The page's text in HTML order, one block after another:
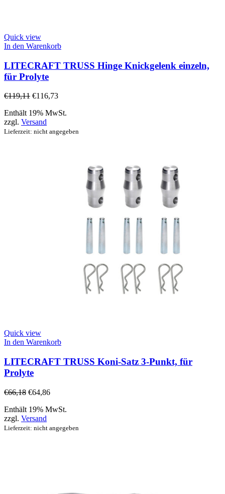
Quick view
In den Warenkorb
LITECRAFT TRUSS Hinge Knickgelenk einzeln,
für Prolyte
€119,11 €116,73
Enthält 19% MwSt.
zzgl. Versand
Lieferzeit: nicht angegeben
Quick view
In den Warenkorb
LITECRAFT TRUSS Koni-Satz 3-Punkt, für
Prolyte
€66,18 €64,86
Enthält 19% MwSt.
zzgl. Versand
Lieferzeit: nicht angegeben